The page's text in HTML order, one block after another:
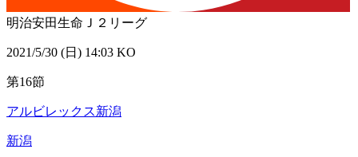
明治安田生命Ｊ２リーグ
2021/5/30 (日) 14:03 KO
第16節
アルビレックス新潟
新潟